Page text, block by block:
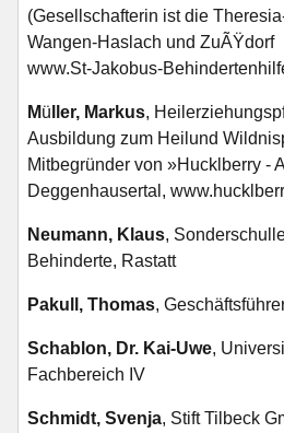
(Gesellschafterin ist die
Wangen-Haslach und ZuÃŸdorf
www.St-Jakobus-
Mü ller, Markus,
Ausbildung zum Heilund
Mitbegründer von »Hucklberry -
Deggenhausertal,
Neumann, Klaus,
Behinderte, Rastatt
Pakull, Thomas,
Schablon, Dr. Kai-Uwe,
Fachbereich IV
Schmidt, Svenja, Stift Tilbeck